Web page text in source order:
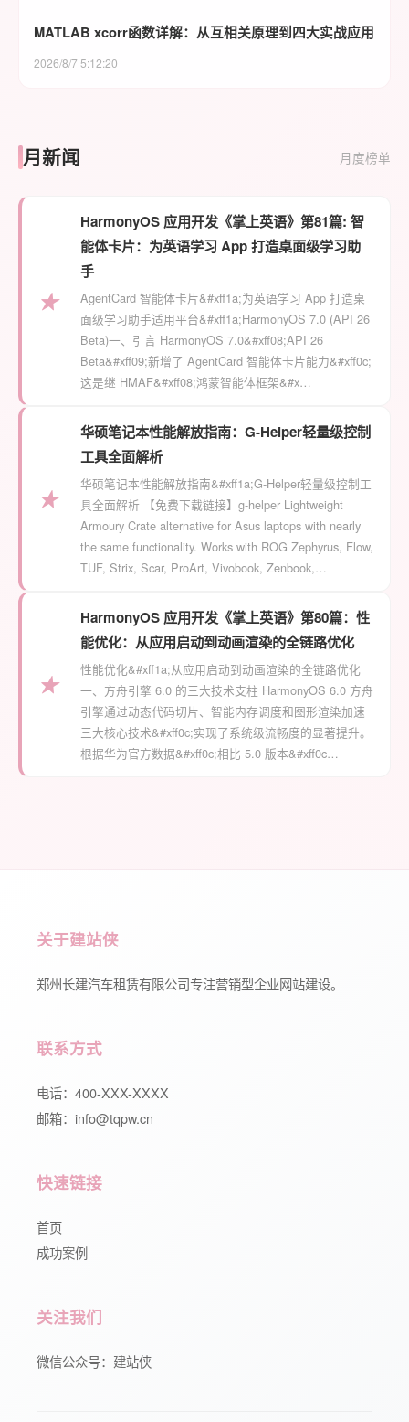
MATLAB xcorr函数详解：从互相关原理到四大实战应用
2026/8/7 5:12:20
月新闻 月度榜单
★
HarmonyOS 应用开发《掌上英语》第81篇: 智
能体卡片：为英语学习 App 打造桌面级学习助
手
AgentCard 智能体卡片&#xff1a;为英语学习 App 打造桌
面级学习助手适用平台&#xff1a;HarmonyOS 7.0 (API 26
Beta)一、引言 HarmonyOS 7.0&#xff08;API 26
Beta&#xff09;新增了 AgentCard 智能体卡片能力&#xff0c;
这是继 HMAF&#xff08;鸿蒙智能体框架&#x…
★
华硕笔记本性能解放指南：G-Helper轻量级控制
工具全面解析
华硕笔记本性能解放指南&#xff1a;G-Helper轻量级控制工
具全面解析 【免费下载链接】g-helper Lightweight
Armoury Crate alternative for Asus laptops with nearly
the same functionality. Works with ROG Zephyrus, Flow,
TUF, Strix, Scar, ProArt, Vivobook, Zenbook,…
★
HarmonyOS 应用开发《掌上英语》第80篇：性
能优化：从应用启动到动画渲染的全链路优化
性能优化&#xff1a;从应用启动到动画渲染的全链路优化
一、方舟引擎 6.0 的三大技术支柱 HarmonyOS 6.0 方舟
引擎通过动态代码切片、智能内存调度和图形渲染加速
三大核心技术&#xff0c;实现了系统级流畅度的显著提升。
根据华为官方数据&#xff0c;相比 5.0 版本&#xff0c…
关于建站侠
郑州长建汽车租赁有限公司专注营销型企业网站建设。
联系方式
电话：400-XXX-XXXX
邮箱：info@tqpw.cn
快速链接
首页
成功案例
关注我们
微信公众号：建站侠